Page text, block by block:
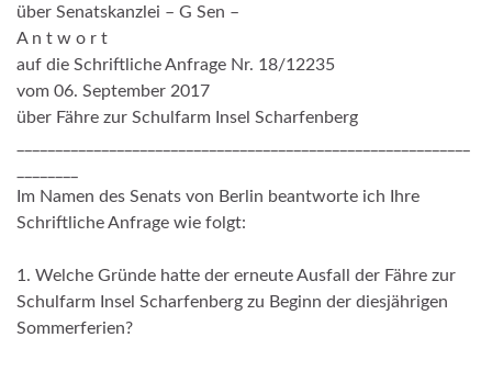
über Senatskanzlei – G Sen –
A n t w o r t
auf die Schriftliche Anfrage Nr. 18/12235
vom 06. September 2017
über Fähre zur Schulfarm Insel Scharfenberg
Im Namen des Senats von Berlin beantworte ich Ihre
Schriftliche Anfrage wie folgt:
1. Welche Gründe hatte der erneute Ausfall der Fähre zur
Schulfarm Insel Scharfenberg zu Beginn der diesjährigen
Sommerferien?